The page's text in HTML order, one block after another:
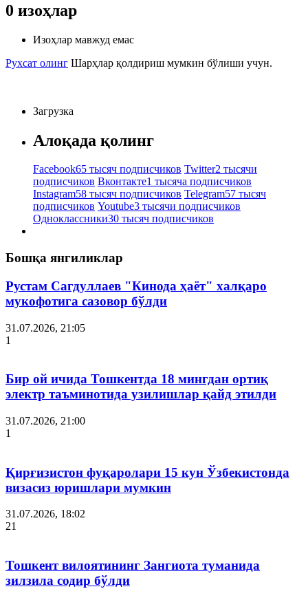
0 изоҳлар
Изоҳлар мавжуд емас
Рухсат олинг Шарҳлар қолдириш мумкин бўлиши учун.
Загрузка
Алоқада қолинг
Facebook65 тысяч подписчиков Twitter2 тысячи
подписчиков Вконтакте1 тысяча подписчиков
Instagram58 тысяч подписчиков Telegram57 тысяч
подписчиков Youtube3 тысячи подписчиков
Одноклассники30 тысяч подписчиков
Бошқа янгиликлар
Рустам Сагдуллаев "Кинода ҳаёт" халқаро
мукофотига сазовор бўлди
31.07.2026, 21:05
1
Бир ой ичида Тошкентда 18 мингдан ортиқ
электр таъминотида узилишлар қайд этилди
31.07.2026, 21:00
1
Қирғизистон фуқаролари 15 кун Ўзбекистонда
визасиз юришлари мумкин
31.07.2026, 18:02
21
Тошкент вилоятининг Зангиота туманида
зилзила содир бўлди